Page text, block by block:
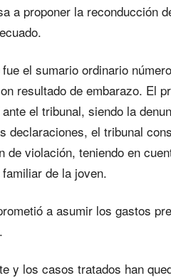
a proponer la reconducción
el sumario ordinario
resultado de embarazo. El
el tribunal, siendo la
declaraciones, el tribunal
violación, teniendo en
de la joven.
a asumir los gastos
y los casos tratados han